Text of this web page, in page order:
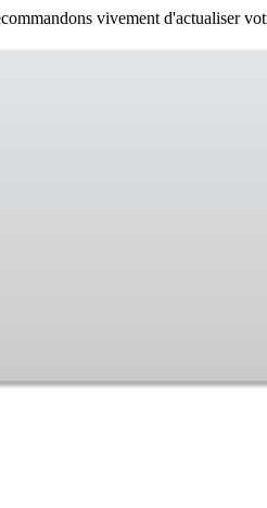
vivement d'actualiser